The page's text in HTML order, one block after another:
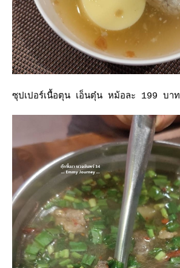
ซุปเปอร์เนื้อตุน เอ็นตุ๋น หม้อละ 199 บาท